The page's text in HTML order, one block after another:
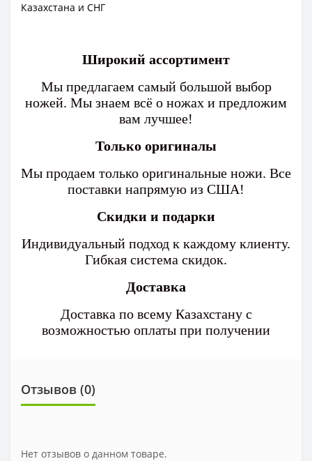
Казахстана и СНГ
Широкий ассортимент
Мы предлагаем самый большой выбор
ножей. Мы знаем всё о ножах и предложим
вам лучшее!
Только оригиналы
Мы продаем только оригинальные ножи. Все
поставки напрямую из США!
Скидки и подарки
Индивидуальный подход к каждому клиенту.
Гибкая система скидок.
Доставка
Доставка по всему Казахстану с
возможностью оплаты при получении
Отзывов (0)
Нет отзывов о данном товаре.